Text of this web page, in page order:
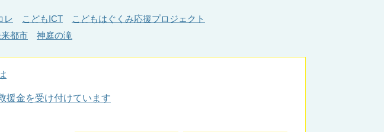
レ こどもICT
こどもはぐくみ応援プロジェクト
都市 神庭の滝
援金を受け付けています